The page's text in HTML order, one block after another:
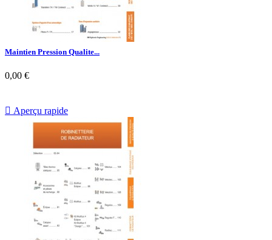
Maintien Pression Qualite...
0,00 €
 Aperçu rapide